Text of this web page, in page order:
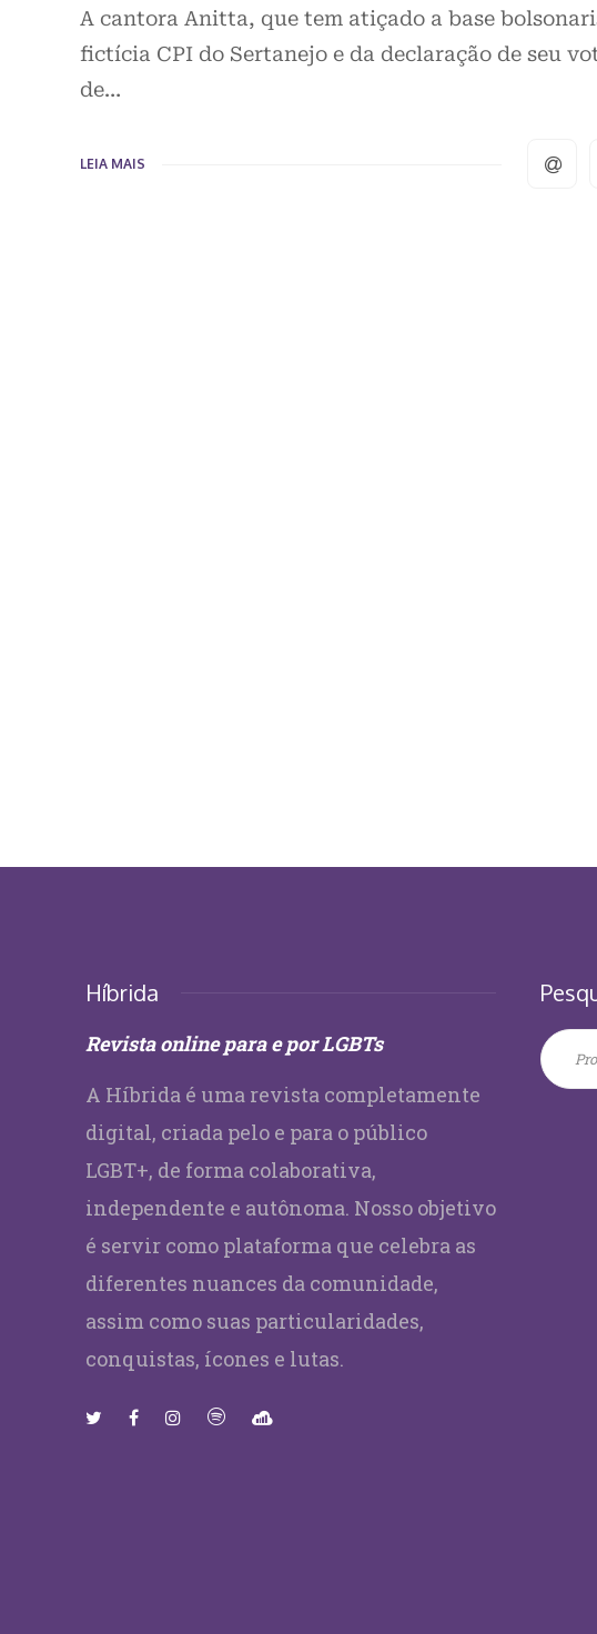
A cantora Anitta, que tem atiçado a base
fictícia CPI do Sertanejo e da declaração de seu
de…
LEIA MAIS
Híbrida
Revista online para e por LGBTs
A Híbrida é uma revista completamente
digital, criada pelo e para o público
LGBT+, de forma colaborativa,
independente e autônoma. Nosso objetivo
é servir como plataforma que celebra as
diferentes nuances da comunidade,
assim como suas particularidades,
conquistas, ícones e lutas.